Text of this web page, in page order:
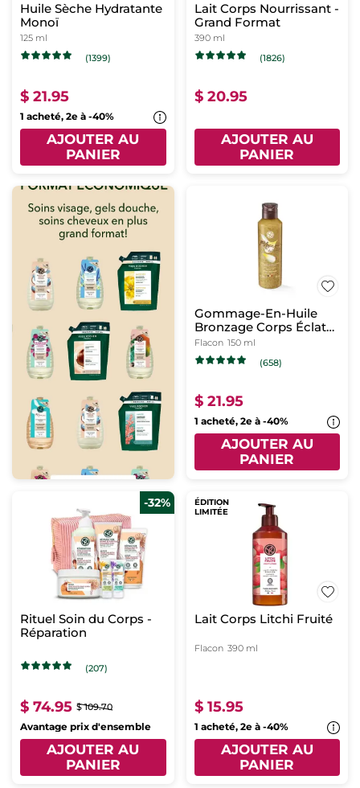
Huile Sèche Hydratante
Monoï
125 ml
(1399)
$ 21.95
1 acheté, 2e à -40%
AJOUTER AU
PANIER
Lait Corps Nourrissant -
Grand Format
390 ml
(1826)
$ 20.95
AJOUTER AU
PANIER
Gommage-En-Huile
Bronzage Corps Éclat
Monoï
Flacon 150 ml
(658)
$ 21.95
1 acheté, 2e à -40%
AJOUTER AU
PANIER
-32%
Rituel Soin du Corps -
Réparation
(207)
$ 74.95 $ 109.70
Avantage prix d'ensemble
AJOUTER AU
PANIER
ÉDITION
LIMITÉE
Lait Corps Litchi Fruité
Flacon 390 ml
$ 15.95
1 acheté, 2e à -40%
AJOUTER AU
PANIER